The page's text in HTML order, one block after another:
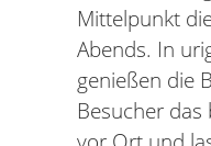
Mittelpunkt
Abends. In
genießen die
Besucher